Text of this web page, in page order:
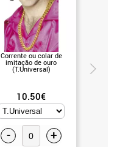
Corrente ou colar de
imitação de ouro
(T.Universal)
10.50€
- +